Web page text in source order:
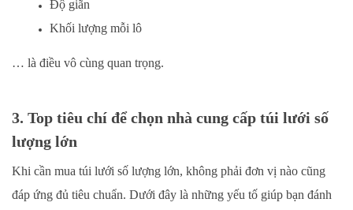
Độ giãn
Khối lượng mỗi lô
… là điều vô cùng quan trọng.
3. Top tiêu chí để chọn nhà cung cấp túi lưới số
lượng lớn
Khi cần mua túi lưới số lượng lớn, không phải đơn vị nào cũng
đáp ứng đủ tiêu chuẩn. Dưới đây là những yếu tố giúp bạn đánh